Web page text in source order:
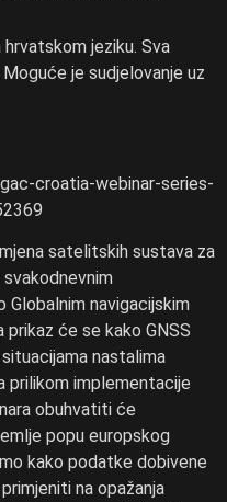
jeziku. Sva
je sudjelovanje uz
croatia-webinar-series-
satelitskih sustava za
navigacijskim
prikaz će se kako GNSS
nastalima
prilikom implementacije
obuhvatiti će
popu europskog
kako podatke dobivene
na opažanja